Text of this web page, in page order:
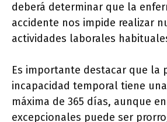
deberá determinar que la
accidente nos impide realizar
actividades laborales
Es importante destacar que la
incapacidad temporal tiene
máxima de 365 días, aunque
excepcionales puede ser